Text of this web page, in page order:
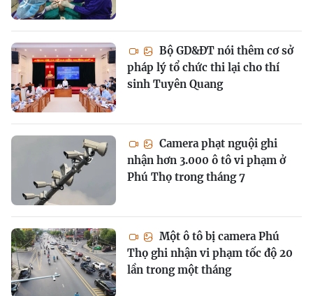
Bộ GD&ĐT nói thêm cơ sở
pháp lý tổ chức thi lại cho thí
sinh Tuyên Quang
Camera phạt nguội ghi
nhận hơn 3.000 ô tô vi phạm ở
Phú Thọ trong tháng 7
Một ô tô bị camera Phú
Thọ ghi nhận vi phạm tốc độ 20
lần trong một tháng